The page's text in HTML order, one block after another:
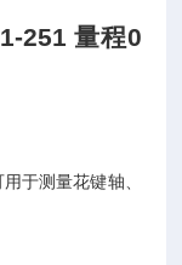
251 量程0
于测量花键轴、